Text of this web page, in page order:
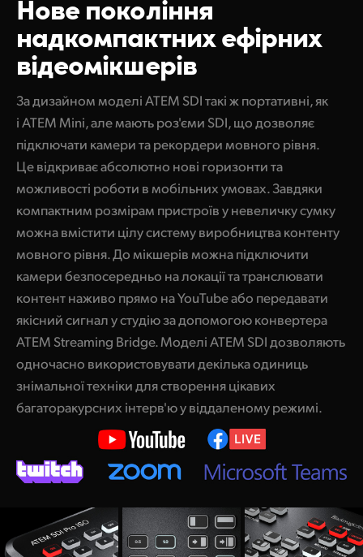
UAE
Ukraine
United States
Створення каналів мовлення за допомогою ATEM Streaming Bridge
Власні рішення віддаленого контролю
Підключення до комп'ютера через HDMI
Підключення до камери через HDMI
П
рискорення роботи за допомогою пульта ATEM 1 M/E Advanced Panel
К
ерування камерами за стандартами галузі
С
умісність із камерами, панелями та рекордерами Blackmagic Design
надкомпактнихефірних
відеомікшерів
За дизайном моделі ATEM SDI такі ж портативні, як
і ATEM Mini, але мають роз'єми SDI, що дозволяє
підключати камери та рекордери мовного рівня.
Це відкриває абсолютно нові горизонти та
можливості роботи в мобільних умовах. Завдяки
компактним розмірам пристроїв у невеличку сумку
можна вмістити цілу систему виробництва контенту
мовного рівня. До мікшерів можна підключити
камери безпосередньо на локації та транслювати
контент наживо прямо на YouTube або передавати
якісний сигнал у студію за допомогою конвертера
ATEM Streaming Bridge. Моделі ATEM SDI дозволяють
одночасно використовувати декілька одиниць
знімальної техніки для створення цікавих
багаторакурсних інтерв'ю у віддаленому режимі.